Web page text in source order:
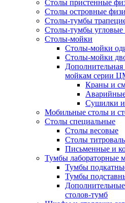
Столы пристенные
Столы островные
Столы-тумбы
Столы-тумбы угловые
Столы-мойки
Столы-мойки
Столы-мойки
мойкам серии
Краны и
Сушилки и
Мобильные столы и
Столы специальные
Столы весовые
Столы
Письменные и
Тумбы лабораторные
Тумбы
Тумбы
столов-тумб